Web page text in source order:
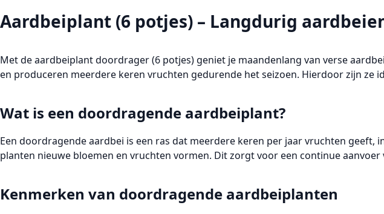
Aardbeiplant (6 potjes) – Langdurig
Met de aardbeiplant doordrager (6 potjes) geniet je maandenlang van verse
en produceren meerdere keren vruchten gedurende het seizoen. Hierdoor zijn ze
Wat is een doordragende aardbeiplant?
Een doordragende aardbei is een ras dat meerdere keren per jaar vruchten
planten nieuwe bloemen en vruchten vormen. Dit zorgt voor een continue aanvoer
Kenmerken van doordragende aardbeiplanten